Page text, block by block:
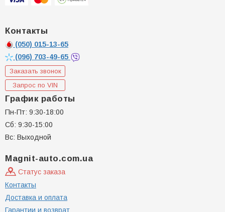
Контакты
(050) 015-13-65
(096) 703-49-65
Заказать звонок
Запрос по VIN
График работы
Пн-Пт: 9:30-18:00
Сб: 9:30-15:00
Вс: Выходной
Magnit-auto.com.ua
Статус заказа
Контакты
Доставка и оплата
Гарантии и возврат